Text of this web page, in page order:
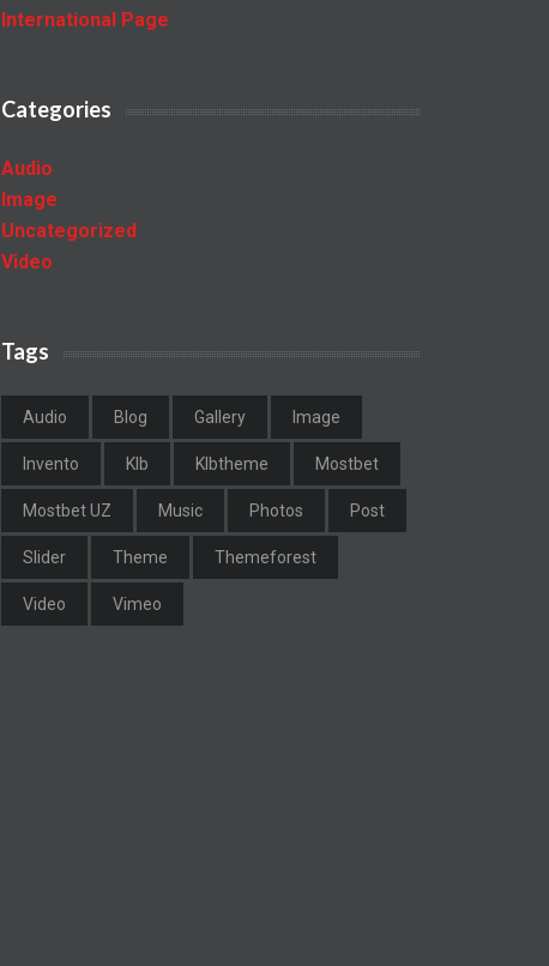
International Page
Categories
Audio
Image
Uncategorized
Video
Tags
Audio Blog Gallery Image
Invento Klb Klbtheme Mostbet
Mostbet UZ Music Photos Post
Slider Theme Themeforest
Video Vimeo